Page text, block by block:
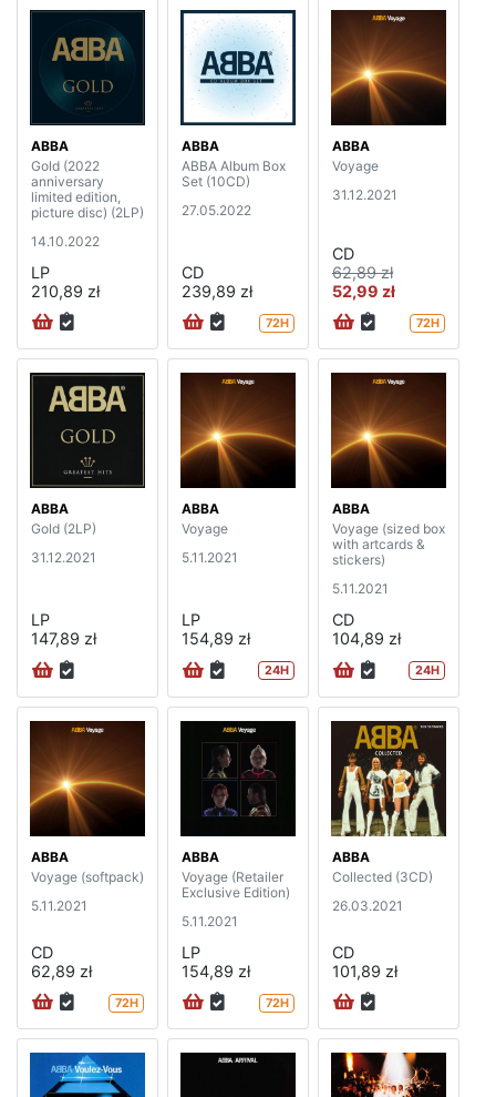
ABBA
Gold (2022
anniversary
limited edition,
picture disc) (2LP)
14.10.2022
LP
210,89 zł
ABBA
ABBA Album Box
Set (10CD)
27.05.2022
CD
239,89 zł
72H
ABBA
Voyage
31.12.2021
CD
62,89 zł
52,99 zł
72H
ABBA
Gold (2LP)
31.12.2021
LP
147,89 zł
ABBA
Voyage
5.11.2021
LP
154,89 zł
24H
ABBA
Voyage (sized box
with artcards &
stickers)
5.11.2021
CD
104,89 zł
24H
ABBA
Voyage (softpack)
5.11.2021
CD
62,89 zł
72H
ABBA
Voyage (Retailer
Exclusive Edition)
5.11.2021
LP
154,89 zł
72H
ABBA
Collected (3CD)
26.03.2021
CD
101,89 zł